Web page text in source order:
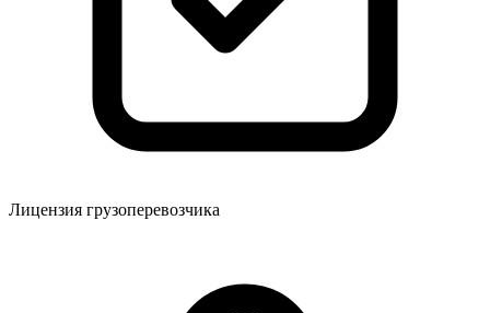
Лицензия грузоперевозчика